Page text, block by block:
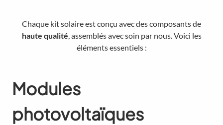
Chaque kit solaire est conçu avec des composants de
haute qualité , assemblés avec soin par nous. Voici les
éléments essentiels :
Modules
photovoltaïques